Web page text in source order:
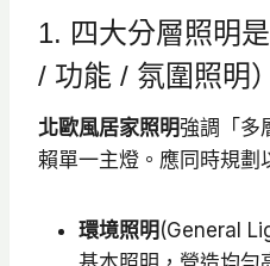
1. 四大分層照明
/ 功能 / 氛圍照明）
北歐風居家照明強調「多
賴單一主燈。應同時規劃
環境照明 (General